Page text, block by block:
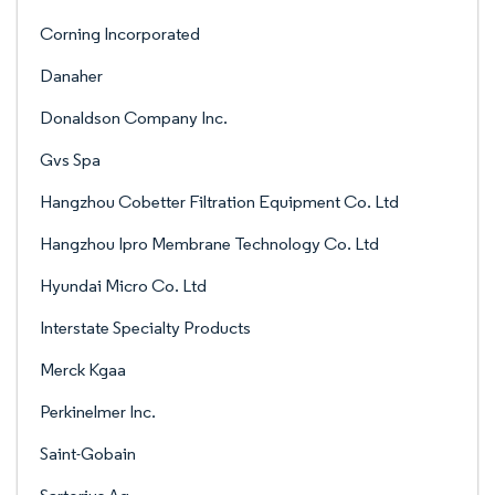
Corning Incorporated
Danaher
Donaldson Company Inc.
Gvs Spa
Hangzhou Cobetter Filtration Equipment Co. Ltd
Hangzhou Ipro Membrane Technology Co. Ltd
Hyundai Micro Co. Ltd
Interstate Specialty Products
Merck Kgaa
Perkinelmer Inc.
Saint-Gobain